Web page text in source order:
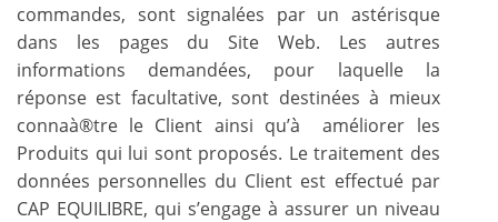
commandes, sont signalées par un astérisque
dans les pages du Site Web. Les autres
informations demandées, pour laquelle la
réponse est facultative, sont destinées à mieux
connaà®tre le Client ainsi qu’à améliorer les
Produits qui lui sont proposés. Le traitement des
données personnelles du Client est effectué par
CAP EQUILIBRE, qui s’engage à assurer un niveau